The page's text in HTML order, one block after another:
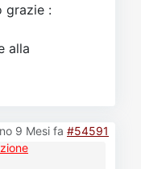
grazie :
alla
9 Mesi fa #54591